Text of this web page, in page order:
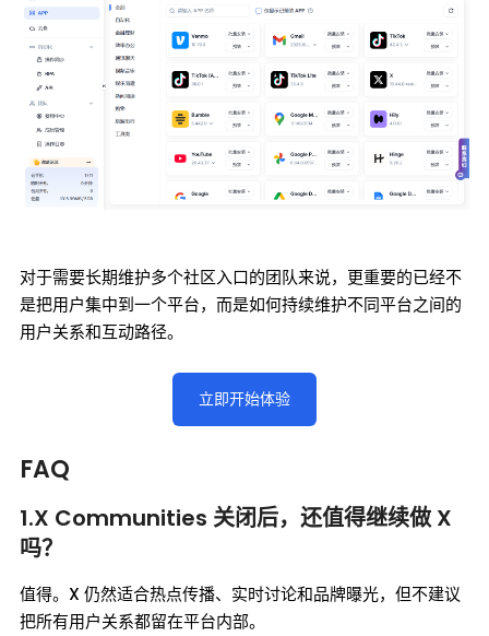
对于需要长期维护多个社区入口的团队来说，更重要的已经不
是把用户集中到一个平台，而是如何持续维护不同平台之间的
用户关系和互动路径。
立即开始体验
FAQ
1.X Communities 关闭后，还值得继续做 X
吗？
值得。X 仍然适合热点传播、实时讨论和品牌曝光，但不建议
把所有用户关系都留在平台内部。